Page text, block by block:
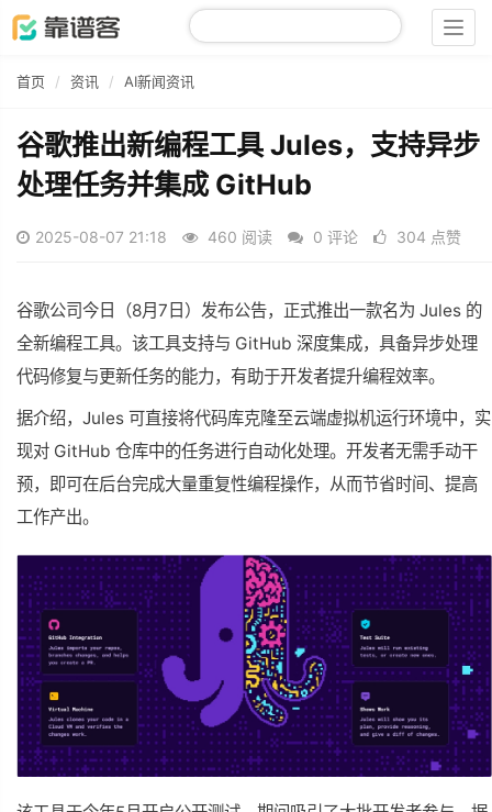
首页 资讯 AI新闻资讯
谷歌推出新编程工具 Jules，支持异步
处理任务并集成 GitHub
2025-08-07 21:18 460 阅读 0 评论 304 点赞
谷歌公司今日（8月7日）发布公告，正式推出一款名为 Jules 的
全新编程工具。该工具支持与 GitHub 深度集成，具备异步处理
代码修复与更新任务的能力，有助于开发者提升编程效率。
据介绍，Jules 可直接将代码库克隆至云端虚拟机运行环境中，实
现对 GitHub 仓库中的任务进行自动化处理。开发者无需手动干
预，即可在后台完成大量重复性编程操作，从而节省时间、提高
工作产出。